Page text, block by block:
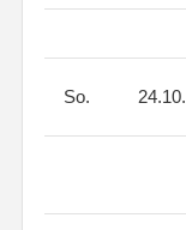
So. 24.10.